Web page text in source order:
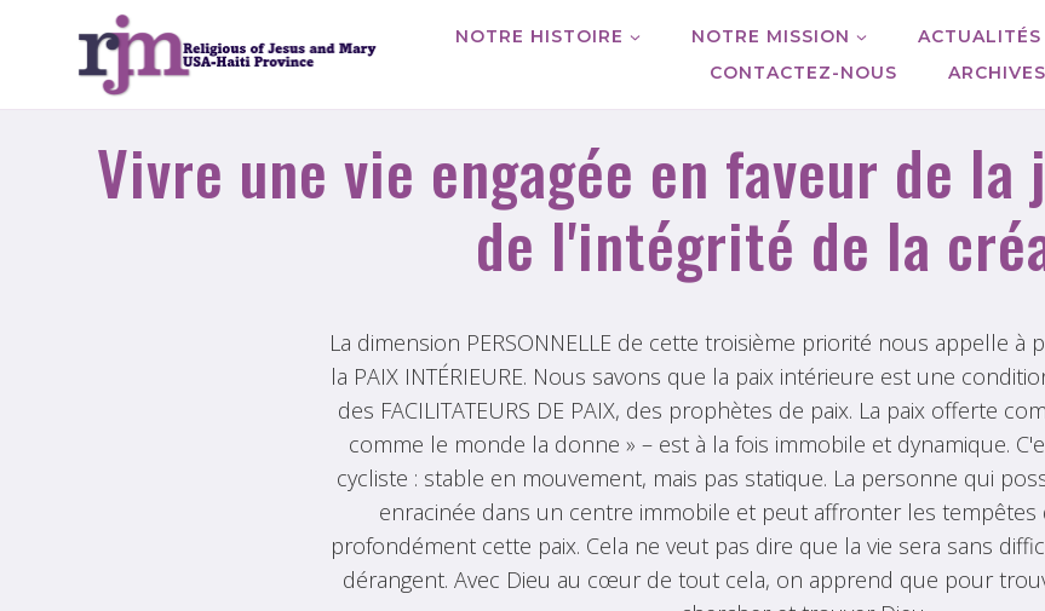
contenu
NOTRE HISTOIRE NOTRE MISSION ACTUALITÉS
CONTACTEZ-NOUS
Vivre une vie engagée en faveur de
de l'intégrité de la
La dimension PERSONNELLE de cette troisième priorité nous appelle
la PAIX INTÉRIEURE. Nous savons que la paix intérieure est une
des FACILITATEURS DE PAIX, des prophètes de paix. La paix offerte
comme le monde la donne » – est à la fois immobile et dynamique.
cycliste : stable en mouvement, mais pas statique. La personne qui
enracinée dans un centre immobile et peut affronter les tempêtes
profondément cette paix. Cela ne veut pas dire que la vie sera sans
dérangent. Avec Dieu au cœur de tout cela, on apprend que pour